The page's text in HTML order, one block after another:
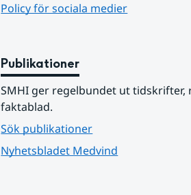
Policy för sociala medier
Publikationer
SMHI ger regelbundet ut tidskrifter,
faktablad.
Sök publikationer
Nyhetsbladet Medvind